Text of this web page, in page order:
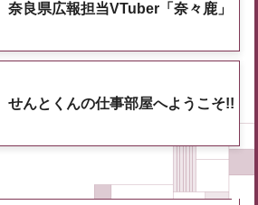
奈良県広報担当VTuber「奈々鹿」
せんとくんの仕事部屋へようこそ!!